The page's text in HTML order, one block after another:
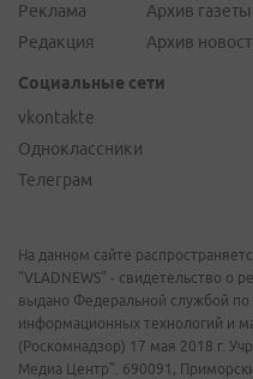
Реклама
Редакция
Архив
Архив
Социальные сети
vkontakte
Одноклассники
Телеграм
На данном сайте
"VLADNEWS" - свидетельство о
выдано Федеральной службой по
информационных технологий и
(Роскомнадзор) 17 мая 2018 г.
Медиа Центр". 690091,